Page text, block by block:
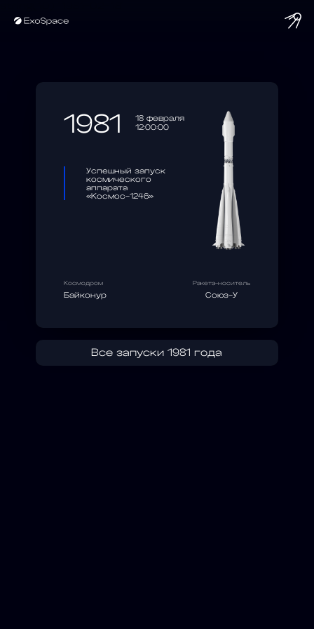
1981
18 февраля
12:00:00
Успешный запуск
космического
аппарата
«Космос-1246»
Космодром
Байконур
Ракета-носитель
Союз-У
Все запуски 1981 года